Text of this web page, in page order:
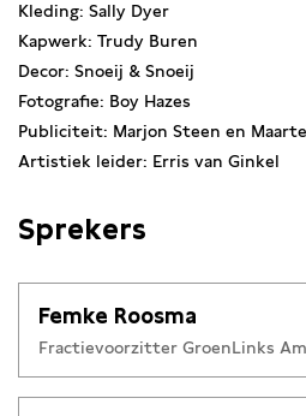
Kleding: Sally Dyer
Kapwerk: Trudy Buren
Decor: Snoeij & Snoeij
Fotografie: Boy Hazes
Publiciteit: Marjon Steen en
Artistiek leider: Erris van Ginkel
Sprekers
Femke Roosma
Fractievoorzitter GroenLinks